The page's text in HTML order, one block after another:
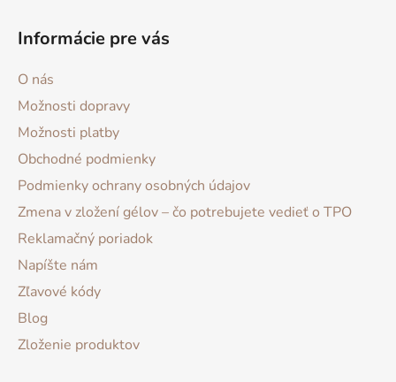
Informácie pre vás
O nás
Možnosti dopravy
Možnosti platby
Obchodné podmienky
Podmienky ochrany osobných údajov
Zmena v zložení gélov – čo potrebujete vedieť o TPO
Reklamačný poriadok
Napíšte nám
Zľavové kódy
Blog
Zloženie produktov